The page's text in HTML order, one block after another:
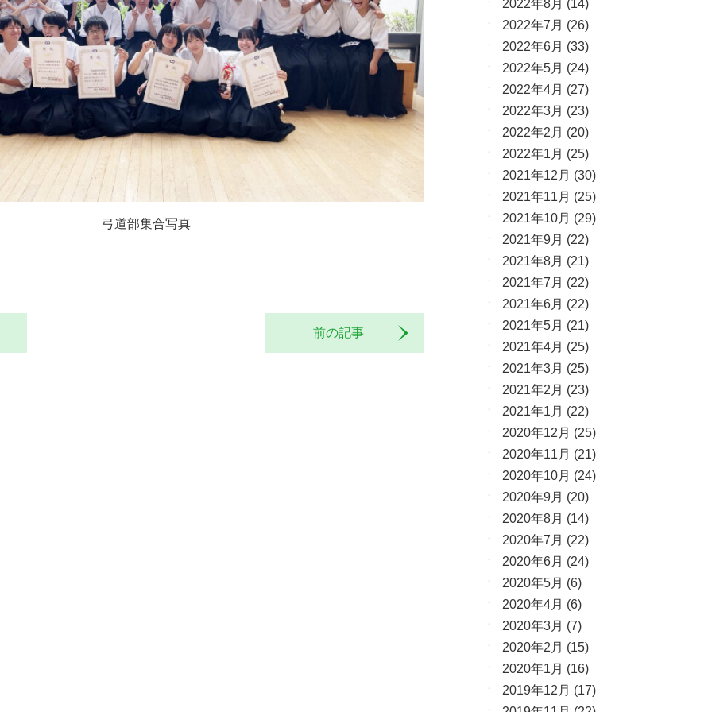
弓道部集合写真
前の記事
2022年8月 (14)
2022年7月 (26)
2022年6月 (33)
2022年5月 (24)
2022年4月 (27)
2022年3月 (23)
2022年2月 (20)
2022年1月 (25)
2021年12月 (30)
2021年11月 (25)
2021年10月 (29)
2021年9月 (22)
2021年8月 (21)
2021年7月 (22)
2021年6月 (22)
2021年5月 (21)
2021年4月 (25)
2021年3月 (25)
2021年2月 (23)
2021年1月 (22)
2020年12月 (25)
2020年11月 (21)
2020年10月 (24)
2020年9月 (20)
2020年8月 (14)
2020年7月 (22)
2020年6月 (24)
2020年5月 (6)
2020年4月 (6)
2020年3月 (7)
2020年2月 (15)
2020年1月 (16)
2019年12月 (17)